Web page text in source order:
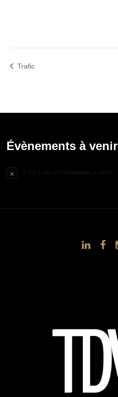
Trafic
Évènements à venir
Notice Il n’y a pas d’évènements à venir.